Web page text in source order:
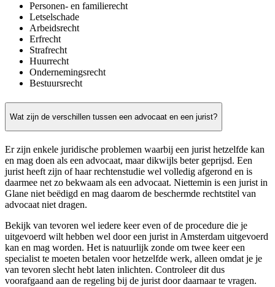
Personen- en familierecht
Letselschade
Arbeidsrecht
Erfrecht
Strafrecht
Huurrecht
Ondernemingsrecht
Bestuursrecht
Wat zijn de verschillen tussen een advocaat en een jurist?
Er zijn enkele juridische problemen waarbij een jurist hetzelfde kan
en mag doen als een advocaat, maar dikwijls beter geprijsd. Een
jurist heeft zijn of haar rechtenstudie wel volledig afgerond en is
daarmee net zo bekwaam als een advocaat. Niettemin is een jurist in
Glane niet beëdigd en mag daarom de beschermde rechtstitel van
advocaat niet dragen.
Bekijk van tevoren wel iedere keer even of de procedure die je
uitgevoerd wilt hebben wel door een jurist in Amsterdam uitgevoerd
kan en mag worden. Het is natuurlijk zonde om twee keer een
specialist te moeten betalen voor hetzelfde werk, alleen omdat je je
van tevoren slecht hebt laten inlichten. Controleer dit dus
voorafgaand aan de regeling bij de jurist door daarnaar te vragen.